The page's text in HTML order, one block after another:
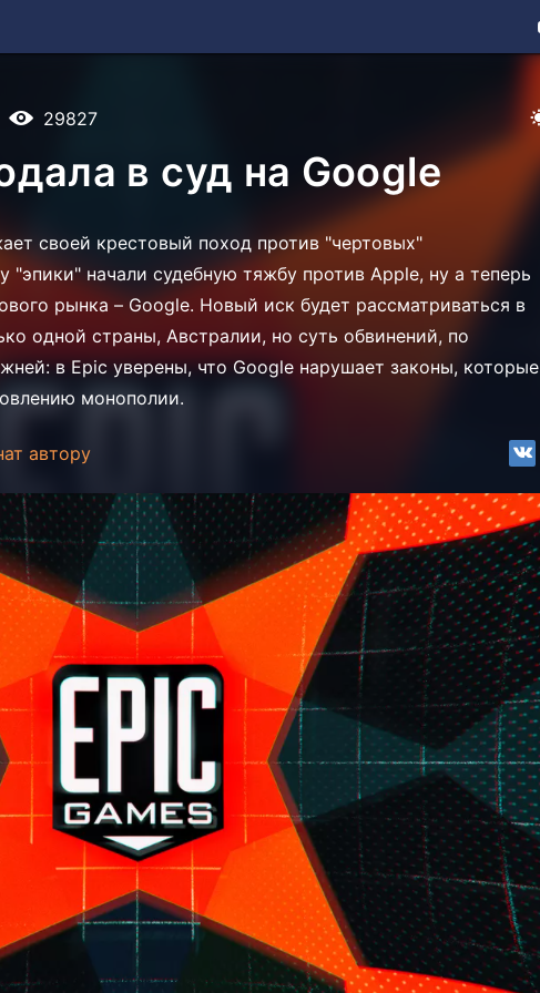
29827
в суд на Google
своей крестовый поход против "чертовых"
начали судебную тяжбу против Apple, ну а теперь
рынка – Google. Новый иск будет рассматриваться в
одной страны, Австралии, но суть обвинений, по
в Epic уверены, что Google нарушает законы, которые
монополии.
автору